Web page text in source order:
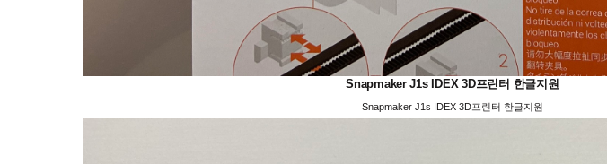
Snapmaker J1s IDEX 3D프린터 한글지원
Snapmaker J1s IDEX 3D프린터 한글지원